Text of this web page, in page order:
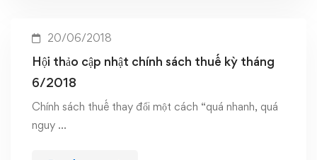
20/06/2018
Hội thảo cập nhật chính sách thuế kỳ tháng
6/2018
Chính sách thuế thay đổi một cách “quá nhanh, quá
nguy …